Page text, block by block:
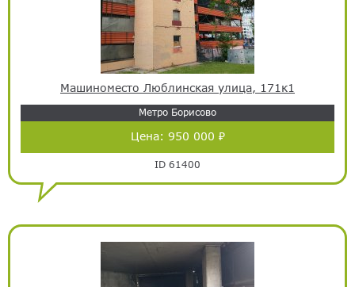
Машиноместо Люблинская улица, 171к1
Метро Борисово
Цена: 950 000 ₽
ID 61400